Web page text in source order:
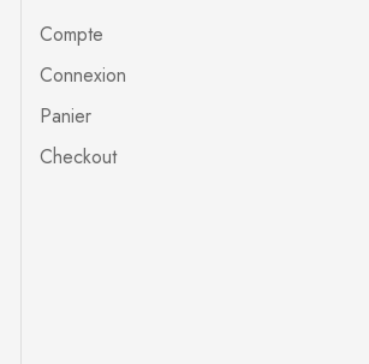
Compte
Connexion
Panier
Checkout